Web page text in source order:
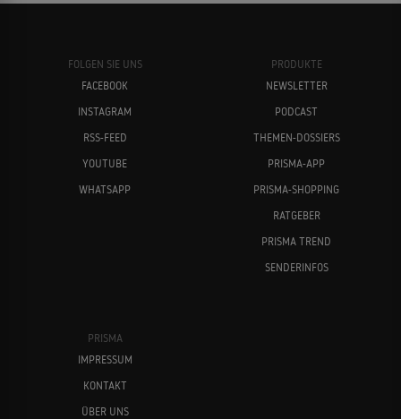
FOLGEN SIE UNS
FACEBOOK
INSTAGRAM
RSS-FEED
YOUTUBE
WHATSAPP
PRODUKTE
NEWSLETTER
PODCAST
THEMEN-DOSSIERS
PRISMA-APP
PRISMA-SHOPPING
RATGEBER
PRISMA TREND
SENDERINFOS
PRISMA
IMPRESSUM
KONTAKT
ÜBER UNS